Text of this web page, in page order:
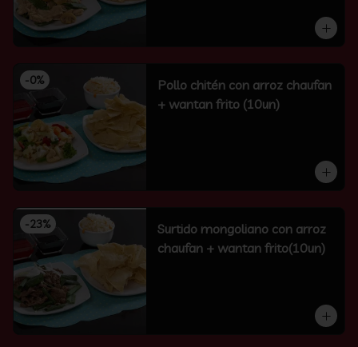
-0%
Pollo chitén con arroz chaufan
+ wantan frito (10un)
-23%
Surtido mongoliano con arroz
chaufan + wantan frito(10un)